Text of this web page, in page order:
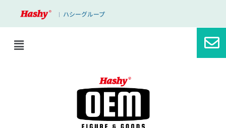
｜ ハシーグループ